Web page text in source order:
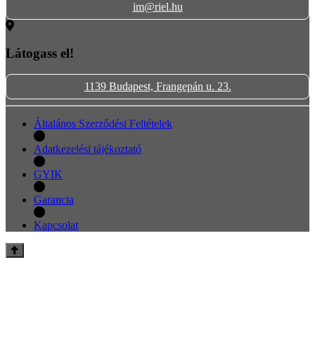
im@riel.hu
Látogass el!
1139 Budapest, Frangepán u. 23.
Általános Szerződési Feltételek
Adatkezelési tájékoztató
GYIK
Garancia
Kapcsolat